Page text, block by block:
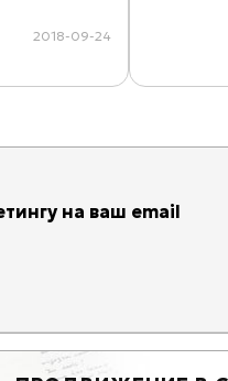
2018-09-24
на ваш email